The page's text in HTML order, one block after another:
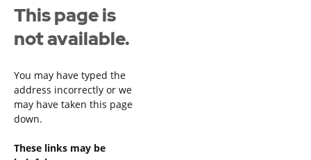
This page is
not available.
You may have typed the
address incorrectly or we
may have taken this page
down.
These links may be